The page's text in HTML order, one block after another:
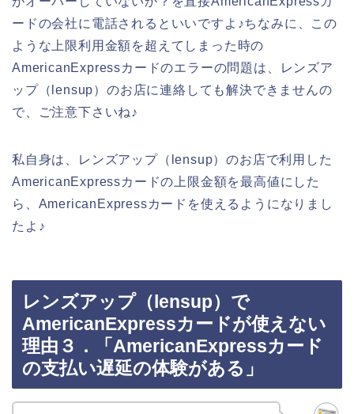
ードの会社に電話されるといいですよ♪ちなみに、この
ような上限利用金額を超えてしまった時の
AmericanExpressカードのエラーの問題は、レンズア
ップ（lensup）のお店に連絡しても解決できませんの
で、ご注意下さいね♪
私自身は、レンズアップ（lensup）のお店で利用した
AmericanExpressカードの上限金額を最高値にした
ら、AmericanExpressカードを使えるようになりまし
たよ♪
レンズアップ（lensup）で
AmericanExpressカードが使えない
理由３．「AmericanExpressカード
の支払い遅延の体験がある」